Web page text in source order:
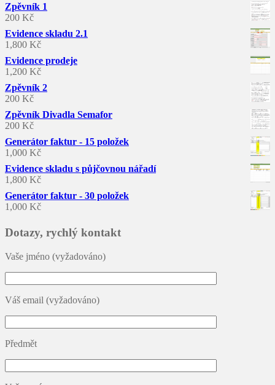
Zpěvník 1
200 Kč
Evidence skladu 2.1
1,800 Kč
Evidence prodeje
1,200 Kč
Zpěvník 2
200 Kč
Zpěvník Divadla Semafor
200 Kč
Generátor faktur - 15 položek
1,000 Kč
Evidence skladu s půjčovnou nářadí
1,800 Kč
Generátor faktur - 30 položek
1,000 Kč
Dotazy, rychlý kontakt
Vaše jméno (vyžadováno)
Váš email (vyžadováno)
Předmět